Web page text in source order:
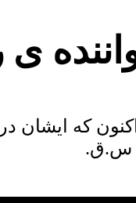
اکنون که ایشان
س.ق.